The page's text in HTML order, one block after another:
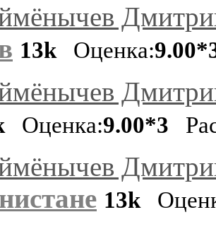
13k Оценка:
Оценка:9.00*3
13k